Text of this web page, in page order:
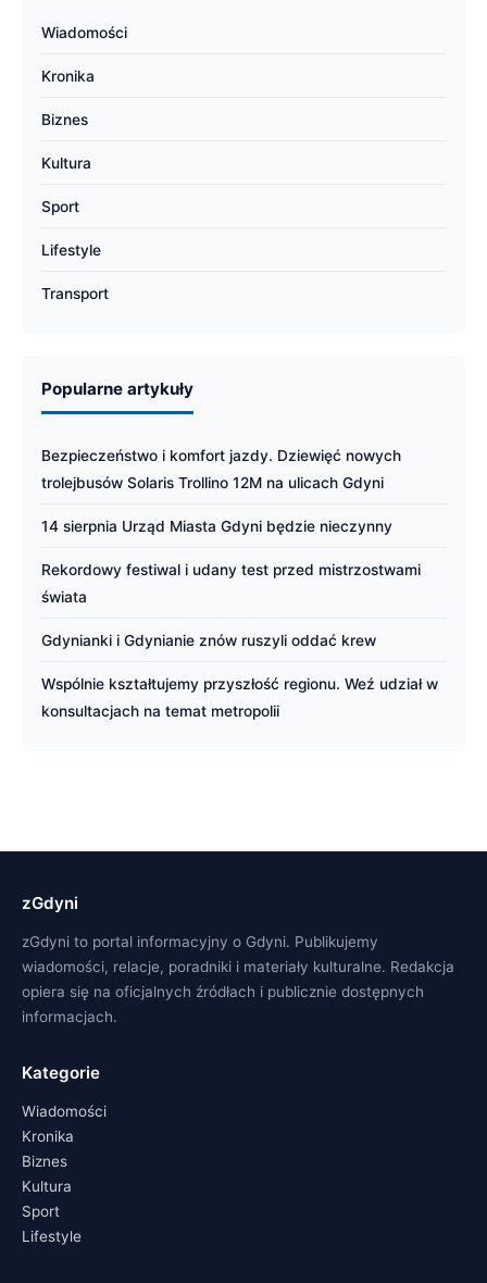
Wiadomości
Kronika
Biznes
Kultura
Sport
Lifestyle
Transport
Popularne artykuły
Bezpieczeństwo i komfort jazdy. Dziewięć nowych
trolejbusów Solaris Trollino 12M na ulicach Gdyni
14 sierpnia Urząd Miasta Gdyni będzie nieczynny
Rekordowy festiwal i udany test przed mistrzostwami
świata
Gdynianki i Gdynianie znów ruszyli oddać krew
Wspólnie kształtujemy przyszłość regionu. Weź udział w
konsultacjach na temat metropolii
zGdyni
zGdyni to portal informacyjny o Gdyni. Publikujemy
wiadomości, relacje, poradniki i materiały kulturalne. Redakcja
opiera się na oficjalnych źródłach i publicznie dostępnych
informacjach.
Kategorie
Wiadomości
Kronika
Biznes
Kultura
Sport
Lifestyle